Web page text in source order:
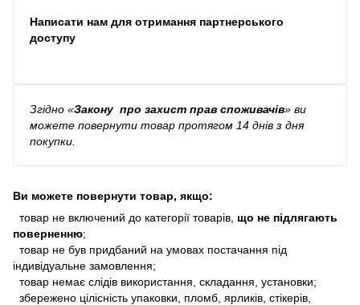
Написати нам для отримання партнерського
доступу
Згідно «Закону про захист прав споживачів» ви
можете повернути товар протягом 14 днів з дня
покупки.
Ви можете повернути товар, якщо:
товар не включений до категорії товарів, що не підлягають
поверненню;
товар не був придбаний на умовах постачання під
індивідуальне замовлення;
товар немає слідів використання, складання, установки;
збережено цілісність упаковки, пломб, ярликів, стікерів,